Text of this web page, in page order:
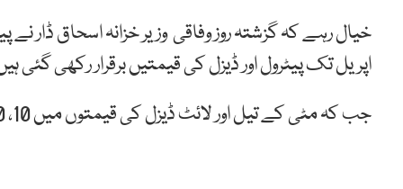
اپریل تک پیٹرول اور ڈیزل کی قیمتیں برقرار رکھی گئی
جب کہ مٹی کے تیل اور لائٹ ڈیزل کی قیمتوں میں 10، 10روپے فی لیٹر کمی کی گئی۔